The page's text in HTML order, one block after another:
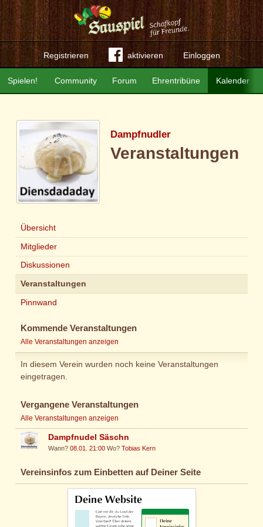
Registrieren aktivieren Einloggen
Community Forum Ehrentribüne Kalender
Spielen!
Dampfnudler
Veranstaltungen
Übersicht
Mitglieder
Diskussionen
Veranstaltungen
Pinnwand
Kommende Veranstaltungen
Alle Veranstaltungen anzeigen
In diesem Verein wurden noch keine Veranstaltungen
eingetragen.
Vergangene Veranstaltungen
Alle Veranstaltungen anzeigen
Dampfnudel Säschn
Wann?08.01. 21:00 Wo?Tobias Kern
Vereinsinfos zum Einbetten auf Deiner Seite